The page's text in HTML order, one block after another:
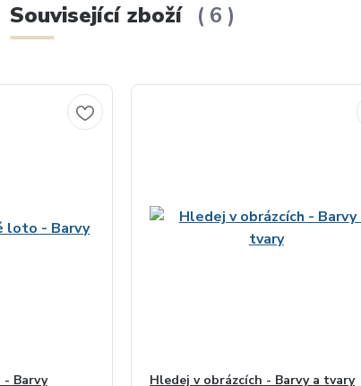
Související zboží 6
- Barvy Hledej v obrázcích - Barvy a tvary